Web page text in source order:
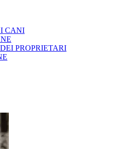
CANI
PROPRIETARI